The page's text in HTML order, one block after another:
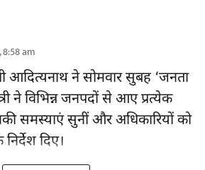
8:58 am
आदित्यनाथने सोमवार सुबह ‘जनता
ने विभिन्न जनपदों से आए प्रत्येक
समस्याएं सुनीं और अधिकारियों को
दिए।